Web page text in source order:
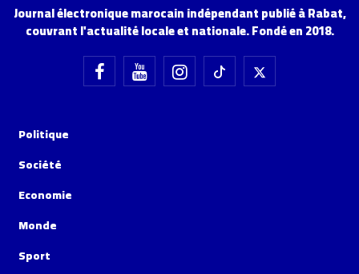
Journal électronique marocain indépendant publié à Rabat,
couvrant l'actualité locale et nationale. Fondé en 2018.
Politique
Société
Economie
Monde
Sport